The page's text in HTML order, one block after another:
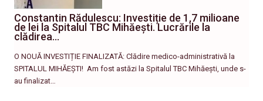
Constantin Rădulescu: Investiție de 1,7 milioane
de lei la Spitalul TBC Mihăești. Lucrările la
clădirea…
O NOUĂ INVESTIȚIE FINALIZATĂ: Clădire medico-administrativă la
SPITALUL MIHĂEȘTI! ​ Am fost astăzi la Spitalul TBC Mihăești, unde s-
au finalizat…